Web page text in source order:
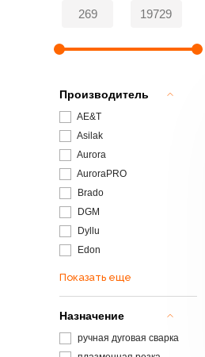
Производитель
AE&T
Asilak
Aurora
AuroraPRO
Brado
DGM
Dyllu
Edon
Показать еще
Назначение
ручная дуговая сварка